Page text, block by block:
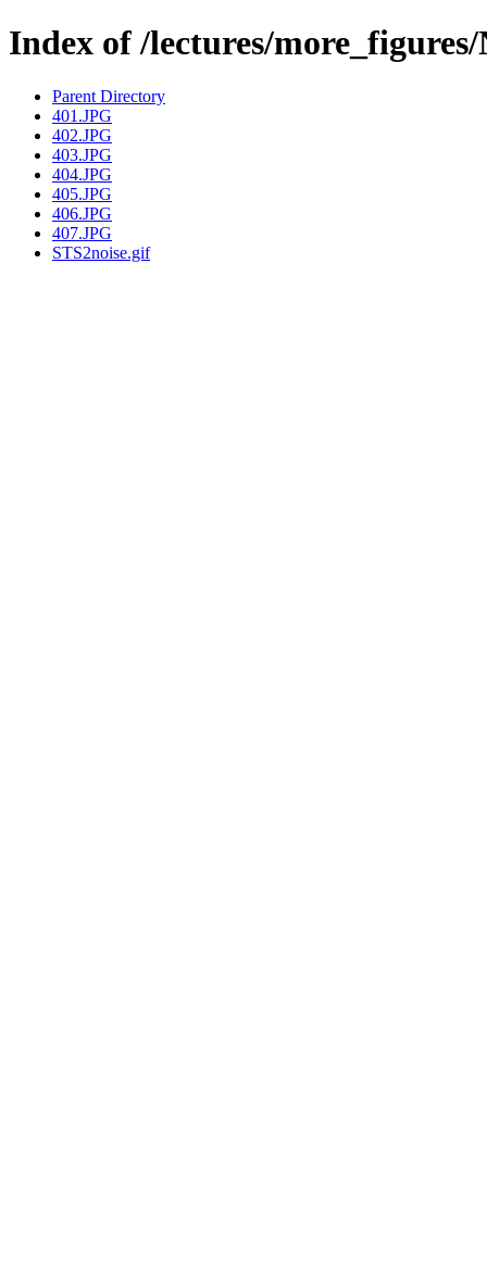
Index of /lectures/more_figures/
Parent Directory
401.JPG
402.JPG
403.JPG
404.JPG
405.JPG
406.JPG
407.JPG
STS2noise.gif